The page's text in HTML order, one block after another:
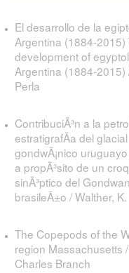
El desarrollo de la
Argentina (1884-2015)
development of
Argentina (1884-2015)
Perla
ContribuciÃ³n a la
estratigrafÃ­a del glacial
gondwÃ¡nico
a propÃ³sito de un
sinÃ³ptico del
brasileÃ±o / Walther, K.
The Copepods of the
region Massachusetts
Charles Branch